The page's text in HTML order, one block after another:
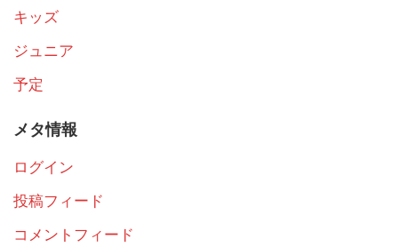
キッズ
ジュニア
予定
メタ情報
ログイン
投稿フィード
コメントフィード